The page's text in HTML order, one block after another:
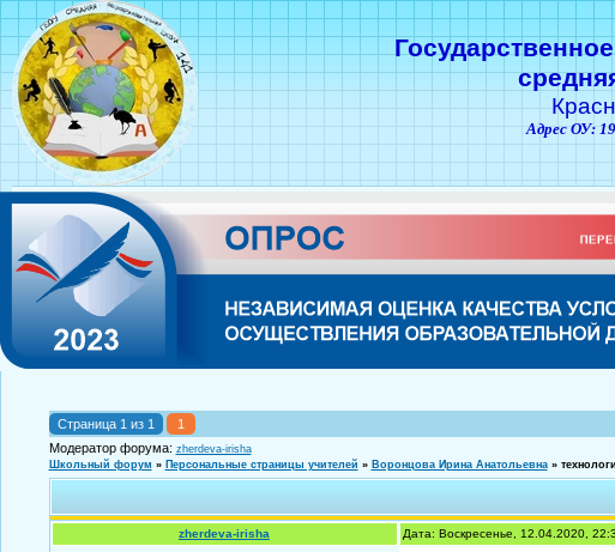
Адрес ОУ:
Страница 1 из 1
1
Модератор форума: zherdeva-irisha
Школьный форум » Персональные страницы учителей » Воронцова Ирина Анатольевна »
zherdeva-irisha Дата: Воскресенье, 12.04.2020,